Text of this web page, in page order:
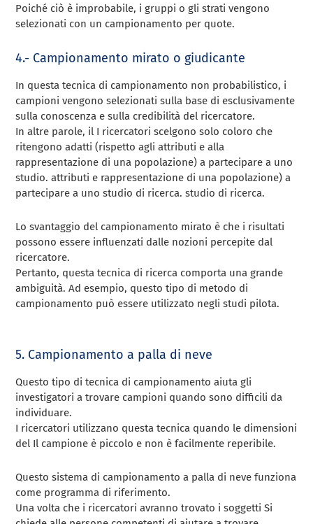
Poiché ciò è improbabile, i gruppi o gli strati vengono
selezionati con un campionamento per quote.
4.- Campionamento mirato o giudicante
In questa tecnica di campionamento non probabilistico, i
campioni vengono selezionati sulla base di esclusivamente
sulla conoscenza e sulla credibilità del ricercatore.
In altre parole, il I ricercatori scelgono solo coloro che
ritengono adatti (rispetto agli attributi e alla
rappresentazione di una popolazione) a partecipare a uno
studio.attributi e rappresentazione di una popolazione) a
partecipare a uno studio di ricerca.studio di ricerca.
Lo svantaggio del campionamento mirato è che i risultati
possono essere influenzati dalle nozioni percepite dal
ricercatore.
Pertanto, questa tecnica di ricerca comporta una grande
ambiguità.Ad esempio, questo tipo di metodo di
campionamento può essere utilizzato negli studi pilota.
5. Campionamento a palla di neve
Questo tipo di tecnica di campionamento aiuta gli
investigatori a trovare campioni quandosono difficili da
individuare.
I ricercatori utilizzano questa tecnica quando le dimensioni
del Il campione è piccolo e non è facilmente reperibile.
Questo sistema di campionamento a palla di neve funziona
come programma di riferimento.
Una volta che i ricercatori avranno trovato i soggettiSi